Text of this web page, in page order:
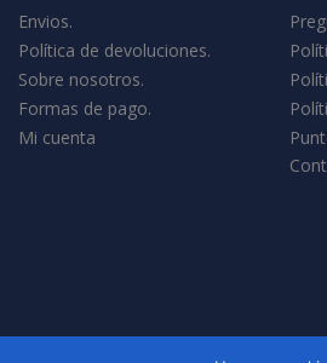
Envios.
Política de devoluciones.
Sobre nosotros.
Formas de pago.
Mi cuenta